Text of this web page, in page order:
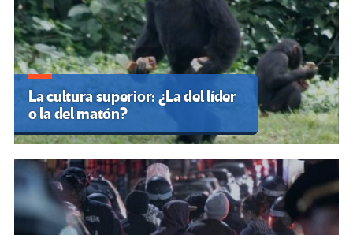
La cultura superior: ¿La del líder
o la del matón?